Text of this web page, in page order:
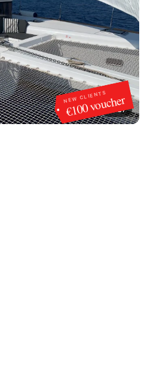
NEW CLIENTS
€100 voucher
1/27